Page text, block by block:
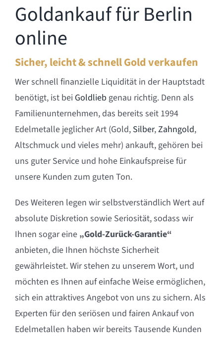
Goldankauf für Berlin
online
Sicher, leicht & schnell Gold verkaufen
Wer schnell finanzielle Liquidität in der Hauptstadt
benötigt, ist bei Goldlieb genau richtig. Denn als
Familienunternehmen, das bereits seit 1994
Edelmetalle jeglicher Art (Gold, Silber,Zahngold,
Altschmuck und vieles mehr) ankauft, gehören bei
uns guter Service und hohe Einkaufspreise für
unsere Kunden zum guten Ton.
Des Weiteren legen wir selbstverständlich Wert auf
absolute Diskretion sowie Seriosität, sodass wir
Ihnen sogar eine „Gold-Zurück-Garantie“
anbieten, die Ihnen höchste Sicherheit
gewährleistet. Wir stehen zu unserem Wort, und
möchten es Ihnen auf einfache Weise ermöglichen,
sich ein attraktives Angebot von uns zu sichern. Als
Experten für den seriösen und fairen Ankauf von
Edelmetallen haben wir bereits Tausende Kunden